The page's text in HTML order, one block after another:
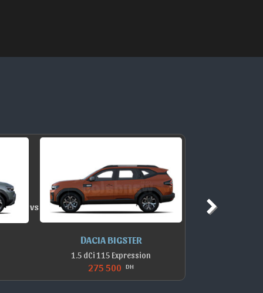
vs
DACIA BIGSTER
1.5 dCi 115 Expression
275 500 DH